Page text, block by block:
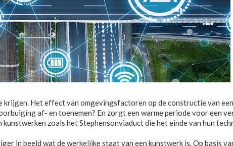
Het effect van omgevingsfactoren op de constructie van
af- en toenemen? En zorgt een warme periode voor een
zoals het Stephensonviaduct die het einde van hun
in beeld wat de werkelijke staat van een kunstwerk is. Op basis